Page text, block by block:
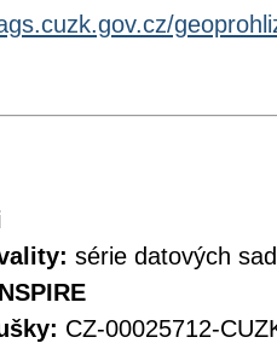
série datových sad
CZ-00025712-